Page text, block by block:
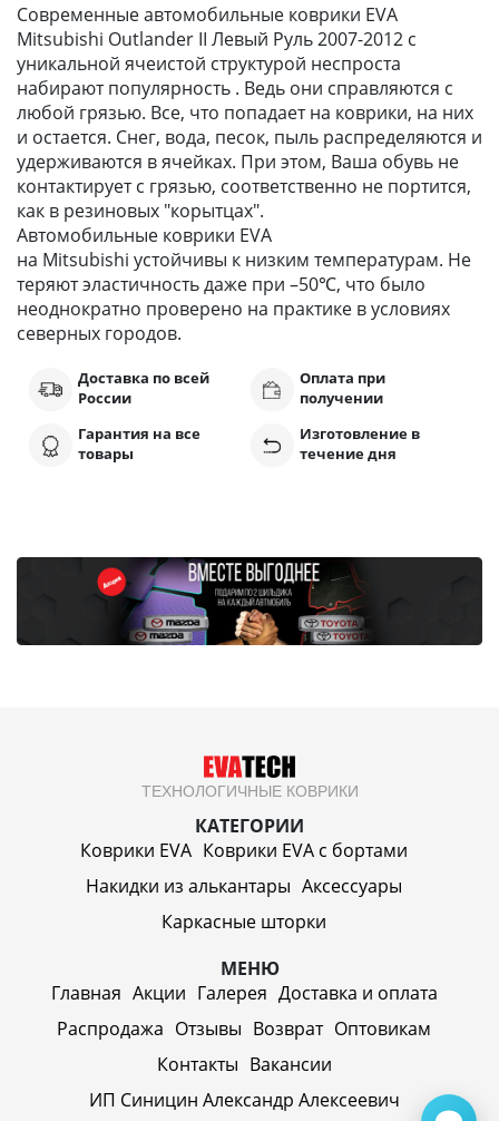
Современные автомобильные коврики EVA
Mitsubishi Outlander II Левый Руль 2007-2012 с
уникальной ячеистой структурой неспроста
набирают популярность . Ведь они справляются с
любой грязью. Все, что попадает на коврики, на них
и остается. Снег, вода, песок, пыль распределяются и
удерживаются в ячейках. При этом, Ваша обувь не
контактирует с грязью, соответственно не портится,
как в резиновых "корытцах".
Автомобильные коврики EVA
на Mitsubishi устойчивы к низким температурам. Не
теряют эластичность даже при –50℃, что было
неоднократно проверено на практике в условиях
северных городов.
Доставка по всей
России
Оплата при
получении
Гарантия на все
товары
Изготовление в
течение дня
ТЕХНОЛОГИЧНЫЕ КОВРИКИ
КАТЕГОРИИ
Коврики EVA Коврики EVA c бортами
Накидки из алькантары Аксессуары
Каркасные шторки
МЕНЮ
Главная Акции Галерея Доставка и оплата
Распродажа Отзывы Возврат Оптовикам
Контакты Вакансии
ИП Синицин Александр Алексеевич